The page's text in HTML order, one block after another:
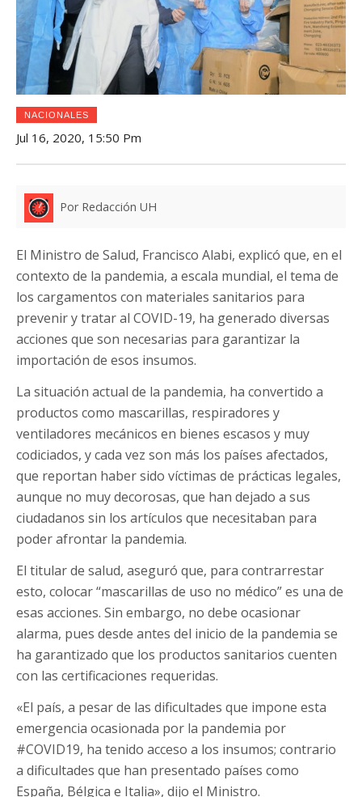
NACIONALES
Jul 16, 2020, 15:50 Pm
Por Redacción UH
El Ministro de Salud, Francisco Alabi, explicó que, en el
contexto de la pandemia, a escala mundial, el tema de
los cargamentos con materiales sanitarios para
prevenir y tratar al COVID-19, ha generado diversas
acciones que son necesarias para garantizar la
importación de esos insumos.
La situación actual de la pandemia, ha convertido a
productos como mascarillas, respiradores y
ventiladores mecánicos en bienes escasos y muy
codiciados, y cada vez son más los países afectados,
que reportan haber sido víctimas de prácticas legales,
aunque no muy decorosas, que han dejado a sus
ciudadanos sin los artículos que necesitaban para
poder afrontar la pandemia.
El titular de salud, aseguró que, para contrarrestar
esto, colocar “mascarillas de uso no médico” es una de
esas acciones. Sin embargo, no debe ocasionar
alarma, pues desde antes del inicio de la pandemia se
ha garantizado que los productos sanitarios cuenten
con las certificaciones requeridas.
«El país, a pesar de las dificultades que impone esta
emergencia ocasionada por la pandemia por
#COVID19, ha tenido acceso a los insumos; contrario
a dificultades que han presentado países como
España, Bélgica e Italia», dijo el Ministro.